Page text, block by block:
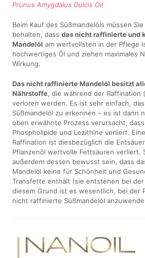
Prunus Amygdalus Dulcis Oil
Beim Kauf des Süßmandelöls müssen
behalten, dassdas nicht raffinierte und
Mandelöl am wertvollsten in der Pflege
hochwertiges Öl und ziehen maximales
Wirkung.
Das nicht raffinierte Mandelöl besitzt
Nährstoffe, die während der Raffination
verloren werden. Es ist sehr einfach,
Süßmandelöl zu erkennen – es ist dann
oben erwähnte Prozess verursacht,
Phospholipide und Lezithine verliert.
Raffination ist diesbezüglich die
Pflanzenöl wertvolle Fettsäuren verliert.
außerdem dessen bewusst sein, dass
Mandelöl keine für Schönheit und
Transfette enthält (sie entstehen bei der
diesem Grund ist es wesentlich, bei der
nicht raffinierte Süßmandelöl